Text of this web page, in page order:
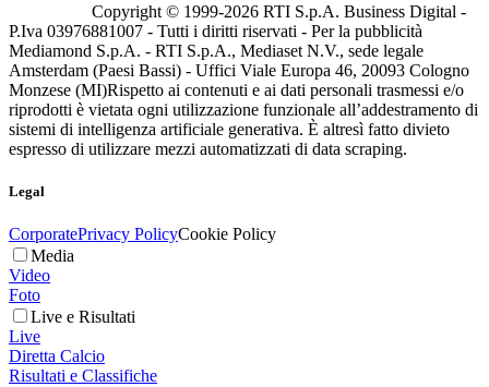
Copyright © 1999-2026 RTI S.p.A. Business Digital -
P.Iva 03976881007 - Tutti i diritti riservati - Per la pubblicità
Mediamond S.p.A. - RTI S.p.A., Mediaset N.V., sede legale
Amsterdam (Paesi Bassi) - Uffici Viale Europa 46, 20093 Cologno
Monzese (MI)Rispetto ai contenuti e ai dati personali trasmessi e/o
riprodotti è vietata ogni utilizzazione funzionale all’addestramento di
sistemi di intelligenza artificiale generativa. È altresì fatto divieto
espresso di utilizzare mezzi automatizzati di data scraping.
Legal
CorporatePrivacy PolicyCookie Policy
Media
Video
Foto
Live e Risultati
Live
Diretta Calcio
Risultati e Classifiche